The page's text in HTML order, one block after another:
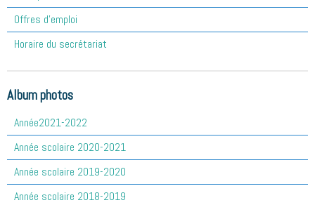
Offres d'emploi
Horaire du secrétariat
Album photos
Année2021-2022
Année scolaire 2020-2021
Année scolaire 2019-2020
Année scolaire 2018-2019